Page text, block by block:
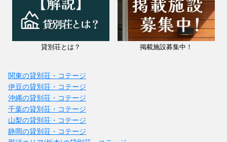
貸別荘とは？ 掲載施設募集中！
関東の貸別荘・コテージ
伊豆の貸別荘・コテージ
沖縄の貸別荘・コテージ
千葉の貸別荘・コテージ
山梨の貸別荘・コテージ
静岡の貸別荘・コテージ